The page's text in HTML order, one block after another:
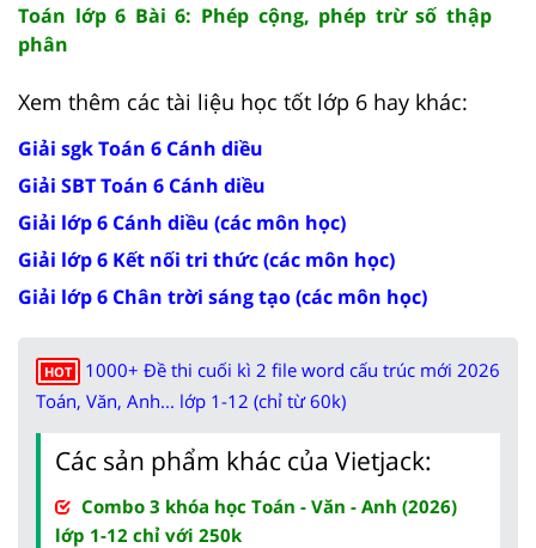
Toán lớp 6 Bài 6: Phép cộng, phép trừ số thập
phân
Xem thêm các tài liệu học tốt lớp 6 hay khác:
Giải sgk Toán 6 Cánh diều
Giải SBT Toán 6 Cánh diều
Giải lớp 6 Cánh diều (các môn học)
Giải lớp 6 Kết nối tri thức (các môn học)
Giải lớp 6 Chân trời sáng tạo (các môn học)
HOT
1000+ Đề thi cuối kì 2 file word cấu trúc mới 2026
Toán, Văn, Anh... lớp 1-12 (chỉ từ 60k)
Các sản phẩm khác của Vietjack:
Combo 3 khóa học Toán - Văn - Anh (2026)
lớp 1-12 chỉ với 250k